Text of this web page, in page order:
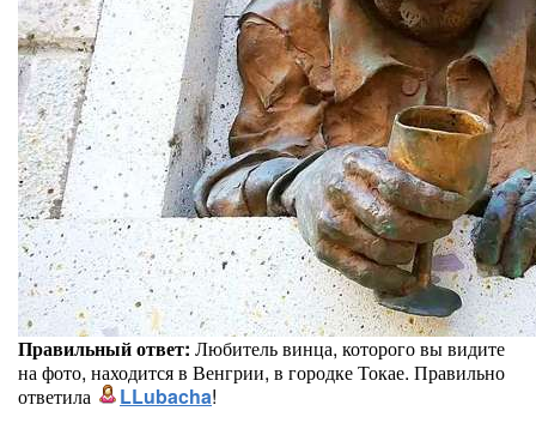
Правильный ответ: Любитель винца, которого вы видите
на фото, находится в Венгрии, в городке Токае. Правильно
ответила
LLubacha!